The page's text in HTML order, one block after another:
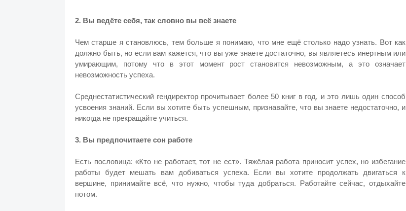
2. Вы ведёте себя, так словно вы всё знаете
Чем старше я становлюсь, тем больше я понимаю, что мне ещё столько надо узнать. Вот как
должно быть, но если вам кажется, что вы уже знаете достаточно, вы являетесь инертным или
умирающим, потому что в этот момент рост становится невозможным, а это означает
невозможность успеха.
Среднестатистический гендиректор прочитывает более 50 книг в год, и это лишь один способ
усвоения знаний. Если вы хотите быть успешным, признавайте, что вы знаете недостаточно, и
никогда не прекращайте учиться.
3. Вы предпочитаете сон работе
Есть пословица: «Кто не работает, тот не ест». Тяжёлая работа приносит успех, но избегание
работы будет мешать вам добиваться успеха. Если вы хотите продолжать двигаться к
вершине, принимайте всё, что нужно, чтобы туда добраться. Работайте сейчас, отдыхайте
потом.